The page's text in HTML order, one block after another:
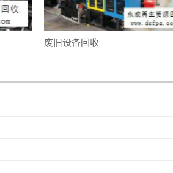
废旧设备回收